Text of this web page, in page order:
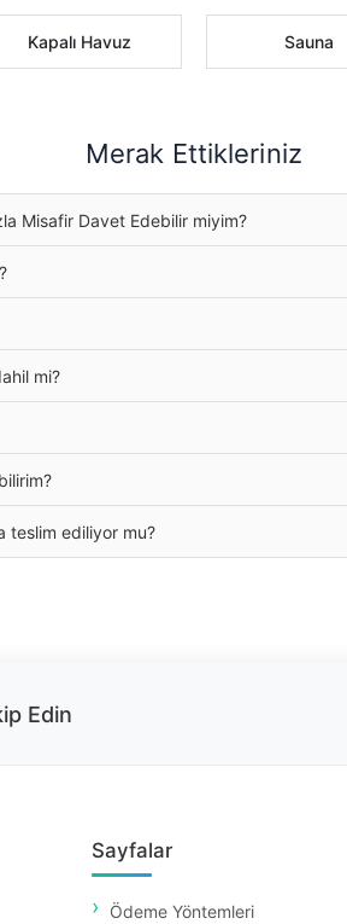
Kapalı Havuz Sauna
Merak Ettikleriniz
Misafir Davet Edebilir miyim?
mi?
teslim ediliyor mu?
Edin
Sayfalar
Ödeme Yöntemleri